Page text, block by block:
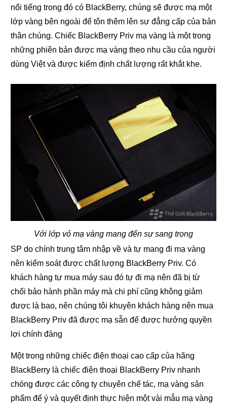
nổi tiếng trong đó có BlackBerry, chúng sẽ được mạ một
lớp vàng bên ngoài để tôn thêm lên sự đẳng cấp của bản
thân chúng. Chiếc BlackBerry Priv mạ vàng là một trong
những phiên bản được mạ vàng theo nhu cầu của người
dùng Việt và được kiểm định chất lượng rất khắt khe.
Với lớp vỏ mạ vàng mang đến sự sang trọng
SP do chính trung tâm nhập về và tự mang đi mạ vàng
nên kiểm soát được chất lượng BlackBerry Priv. Có
khách hàng tự mua máy sau đó tự đi mạ nên đã bị từ
chối bảo hành phần máy mà chi phí cũng không giảm
được là bao, nên chúng tôi khuyên khách hàng nên mua
BlackBerry Priv đã được mạ sẵn để được hưởng quyền
lợi chính đáng
Một trong những chiếc điện thoại cao cấp của hãng
BlackBerry là chiếc điện thoại BlackBerry Priv nhanh
chóng được các công ty chuyên chế tác, mạ vàng sản
phẩm để ý và quyết định thực hiện một vài mẫu mạ vàng